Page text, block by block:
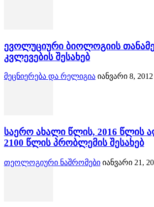
ევოლუციური ბიოლოგიის
კვლევების შესახებ
მეცნიერება და რელიგია იანვარი 8, 2012
საერო ახალი წლის, 2016 წლის
2100 წლის პრობლემის შესახებ
თეოლოგიური ნაშრომები იანვარი 21,